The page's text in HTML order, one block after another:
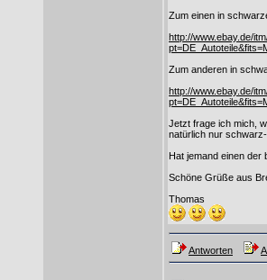
Zum einen in
http://www.ebay.de/
Zum anderen in
http://www.ebay.de/
Jetzt frage ich mich,
natürlich nur
Hat jemand einen der
Schöne Grüße aus
Thomas
Antworten